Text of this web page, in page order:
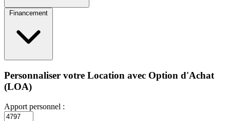
Financement
Personnaliser votre Location avec Option d'Achat
(LOA)
Apport personnel :